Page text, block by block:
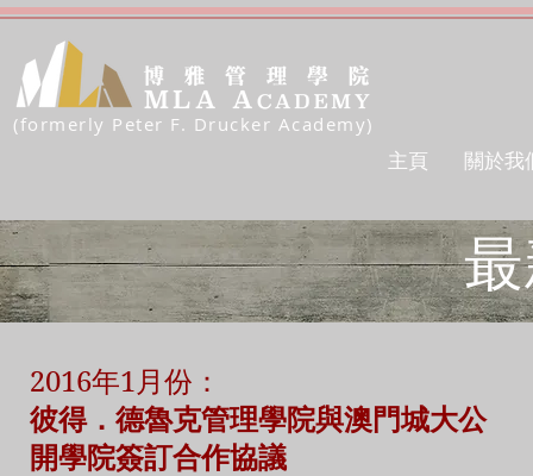
(formerly Peter F. Drucker Academy)
主頁 關於我
2016年1月份：
彼得．德魯克管理學院與澳門城大公
開學院簽訂合作協議